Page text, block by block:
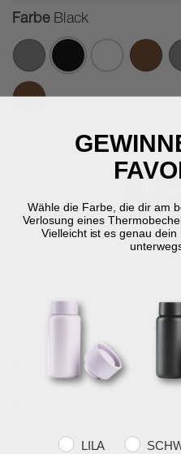
Farbe Black
Ausgewählte
4,5 cm - dia. 40
Auf
KOSTENLOSER
VERSAND
Produktinformation
Wähle die Farbe, die dir am
Verlosung eines
Vielleicht ist es genau
Farvevalg
LILA